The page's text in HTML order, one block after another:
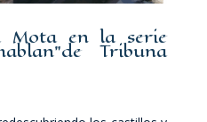
Mota en la serie
Tribuna